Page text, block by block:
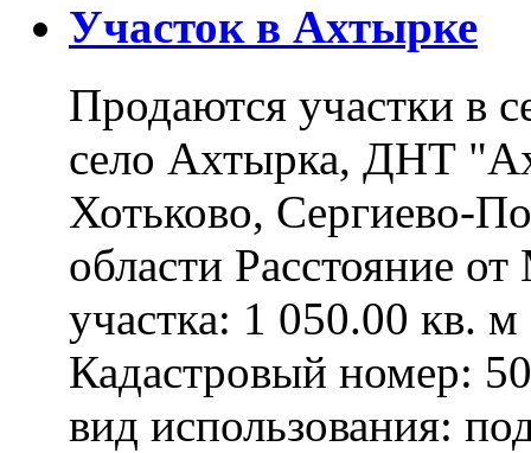
Участок в Ахтырке
Продаются участки в
село Ахтырка, ДНТ
Хотьково, Сергиево-
области Расстояние
участка: 1 050.00 кв.
Кадастровый номер:
вид использования: